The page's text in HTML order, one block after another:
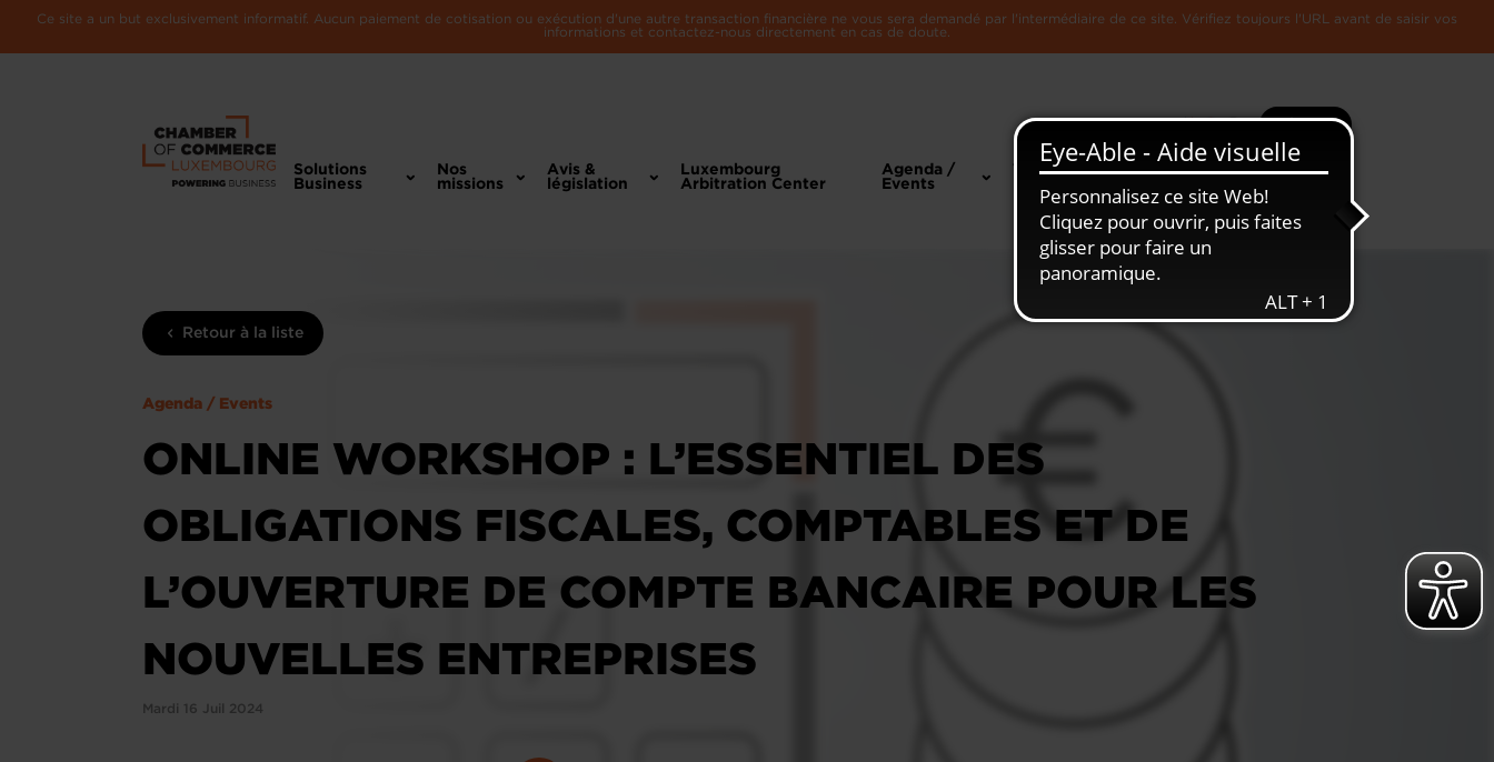
Ce site a un but exclusivement informatif. Aucun paiement de cotisation ou exécution d'une autre transaction financière ne vous sera demandé par l'intermédiaire de ce site. Vérifiez toujours l'URL avant de saisir vos
informations et contactez-nous directement en cas de doute.
Recherche Plus
Solutions
Business
Nos
missions
Avis &
législation
Luxembourg
Arbitration Center
Agenda /
Events
Toute
L'Economie
Retour à la liste
Agenda / Events
ONLINE WORKSHOP : L’ESSENTIEL DES
OBLIGATIONS FISCALES, COMPTABLES ET DE
L’OUVERTURE DE COMPTE BANCAIRE POUR LES
NOUVELLES ENTREPRISES
Mardi 16 Juil 2024